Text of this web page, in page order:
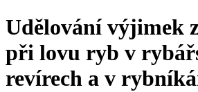
Udělování výjimek
při lovu ryb v
revírech a v